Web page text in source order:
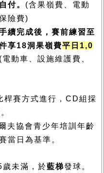
付。 (含果嶺費、電動
險費)
續完成後，賽前練習至
享18洞果嶺費平日 1,0
(電動車、設施維護費、
賽方式進行，CD組採
。
夫協會青少年培訓年齡
當日為基準。
歲未滿，於藍梯發球。